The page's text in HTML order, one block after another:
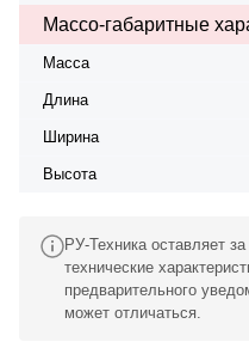
Массо-габаритные
Масса
Длина
Ширина
Высота
РУ-Техника оставляет
технические
предварительного
может отличаться.